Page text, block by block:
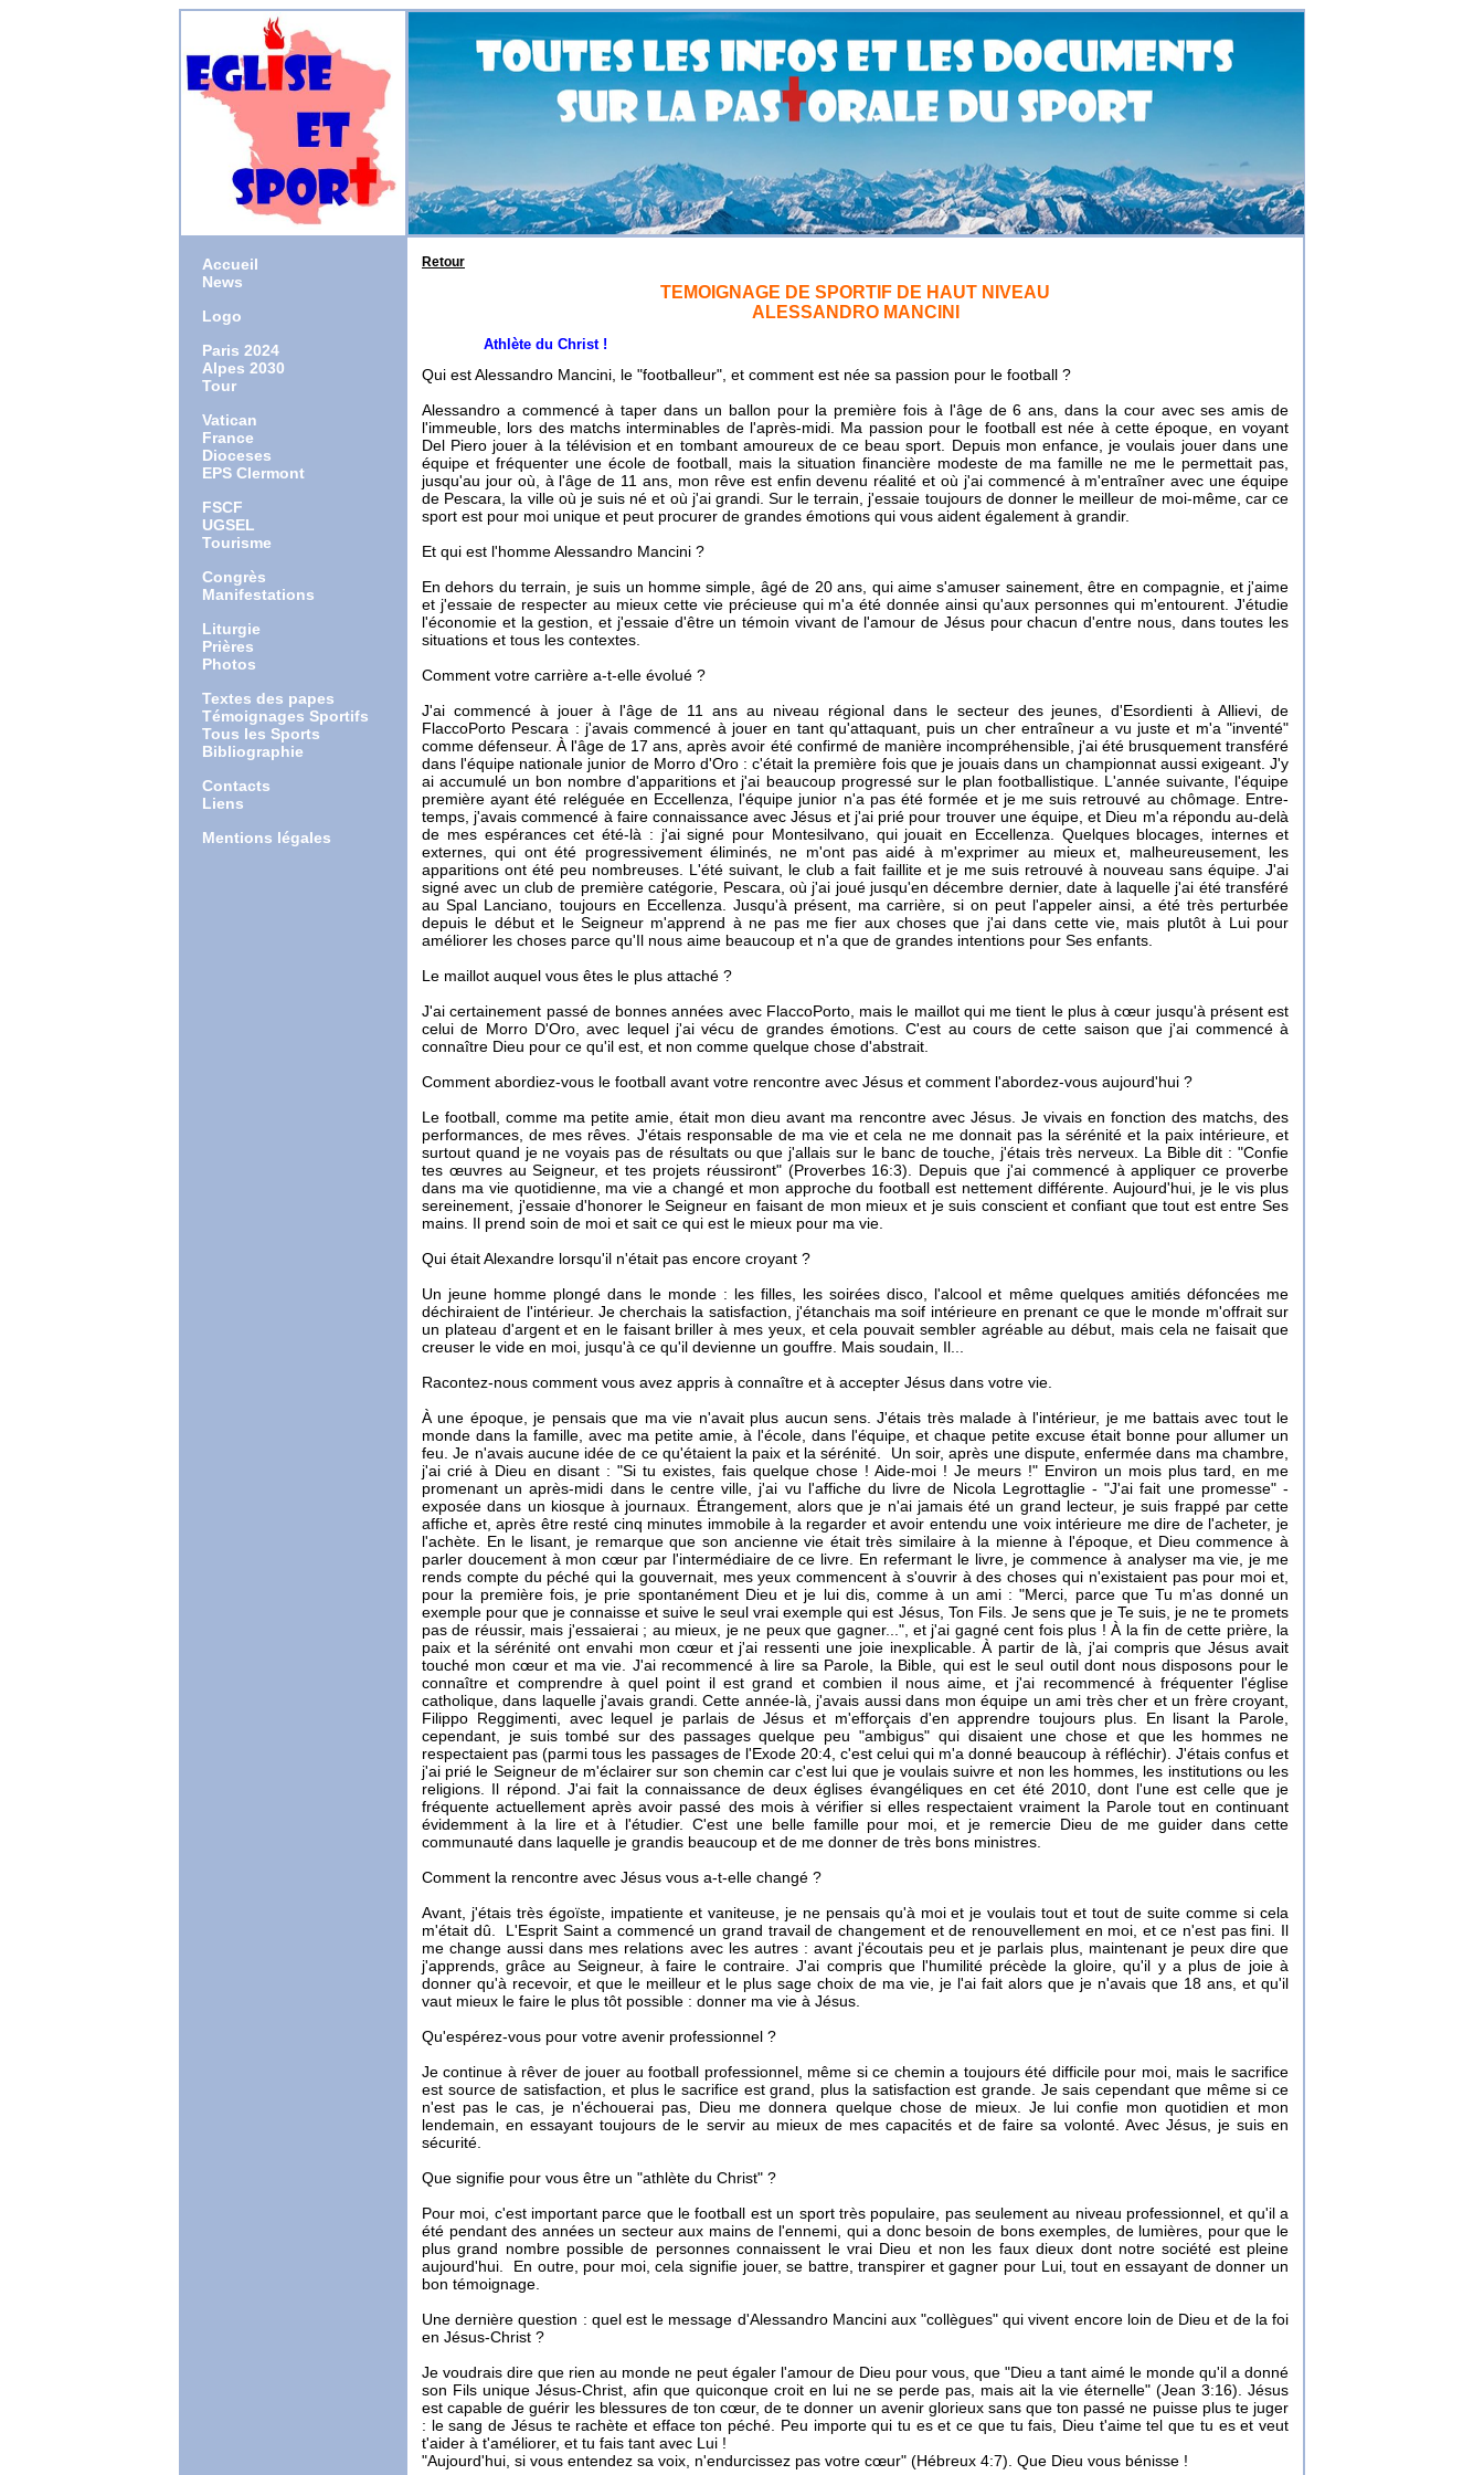
Accueil
News
Logo
Paris 2024
Alpes 2030
Tour
Vatican
France
Dioceses
EPS Clermont
FSCF
UGSEL
Tourisme
Congrès
Manifestations
Liturgie
Prières
Photos
Textes des papes
Témoignages Sportifs
Tous les Sports
Bibliographie
Contacts
Liens
Mentions légales
Retour
TEMOIGNAGE DE SPORTIF DE HAUT NIVEAU
ALESSANDRO MANCINI
Athlète du Christ !
Qui est Alessandro Mancini, le "footballeur", et comment est née sa passion pour le football ?
Alessandro a commencé à taper dans un ballon pour la première fois à l'âge de 6 ans, dans la cour avec ses amis de
l'immeuble, lors des matchs interminables de l'après-midi. Ma passion pour le football est née à cette époque, en voyant
Del Piero jouer à la télévision et en tombant amoureux de ce beau sport. Depuis mon enfance, je voulais jouer dans une
équipe et fréquenter une école de football, mais la situation financière modeste de ma famille ne me le permettait pas,
jusqu'au jour où, à l'âge de 11 ans, mon rêve est enfin devenu réalité et où j'ai commencé à m'entraîner avec une équipe
de Pescara, la ville où je suis né et où j'ai grandi. Sur le terrain, j'essaie toujours de donner le meilleur de moi-même, car ce
sport est pour moi unique et peut procurer de grandes émotions qui vous aident également à grandir.
Et qui est l'homme Alessandro Mancini ?
En dehors du terrain, je suis un homme simple, âgé de 20 ans, qui aime s'amuser sainement, être en compagnie, et j'aime
et j'essaie de respecter au mieux cette vie précieuse qui m'a été donnée ainsi qu'aux personnes qui m'entourent. J'étudie
l'économie et la gestion, et j'essaie d'être un témoin vivant de l'amour de Jésus pour chacun d'entre nous, dans toutes les
situations et tous les contextes.
Comment votre carrière a-t-elle évolué ?
J'ai commencé à jouer à l'âge de 11 ans au niveau régional dans le secteur des jeunes, d'Esordienti à Allievi, de
FlaccoPorto Pescara : j'avais commencé à jouer en tant qu'attaquant, puis un cher entraîneur a vu juste et m'a "inventé"
comme défenseur. À l'âge de 17 ans, après avoir été confirmé de manière incompréhensible, j'ai été brusquement transféré
dans l'équipe nationale junior de Morro d'Oro : c'était la première fois que je jouais dans un championnat aussi exigeant. J'y
ai accumulé un bon nombre d'apparitions et j'ai beaucoup progressé sur le plan footballistique. L'année suivante, l'équipe
première ayant été reléguée en Eccellenza, l'équipe junior n'a pas été formée et je me suis retrouvé au chômage. Entre-
temps, j'avais commencé à faire connaissance avec Jésus et j'ai prié pour trouver une équipe, et Dieu m'a répondu au-delà
de mes espérances cet été-là : j'ai signé pour Montesilvano, qui jouait en Eccellenza. Quelques blocages, internes et
externes, qui ont été progressivement éliminés, ne m'ont pas aidé à m'exprimer au mieux et, malheureusement, les
apparitions ont été peu nombreuses. L'été suivant, le club a fait faillite et je me suis retrouvé à nouveau sans équipe. J'ai
signé avec un club de première catégorie, Pescara, où j'ai joué jusqu'en décembre dernier, date à laquelle j'ai été transféré
au Spal Lanciano, toujours en Eccellenza. Jusqu'à présent, ma carrière, si on peut l'appeler ainsi, a été très perturbée
depuis le début et le Seigneur m'apprend à ne pas me fier aux choses que j'ai dans cette vie, mais plutôt à Lui pour
améliorer les choses parce qu'Il nous aime beaucoup et n'a que de grandes intentions pour Ses enfants.
Le maillot auquel vous êtes le plus attaché ?
J'ai certainement passé de bonnes années avec FlaccoPorto, mais le maillot qui me tient le plus à cœur jusqu'à présent est
celui de Morro D'Oro, avec lequel j'ai vécu de grandes émotions. C'est au cours de cette saison que j'ai commencé à
connaître Dieu pour ce qu'il est, et non comme quelque chose d'abstrait.
Comment abordiez-vous le football avant votre rencontre avec Jésus et comment l'abordez-vous aujourd'hui ?
Le football, comme ma petite amie, était mon dieu avant ma rencontre avec Jésus. Je vivais en fonction des matchs, des
performances, de mes rêves. J'étais responsable de ma vie et cela ne me donnait pas la sérénité et la paix intérieure, et
surtout quand je ne voyais pas de résultats ou que j'allais sur le banc de touche, j'étais très nerveux. La Bible dit : "Confie
tes œuvres au Seigneur, et tes projets réussiront" (Proverbes 16:3). Depuis que j'ai commencé à appliquer ce proverbe
dans ma vie quotidienne, ma vie a changé et mon approche du football est nettement différente. Aujourd'hui, je le vis plus
sereinement, j'essaie d'honorer le Seigneur en faisant de mon mieux et je suis conscient et confiant que tout est entre Ses
mains. Il prend soin de moi et sait ce qui est le mieux pour ma vie.
Qui était Alexandre lorsqu'il n'était pas encore croyant ?
Un jeune homme plongé dans le monde : les filles, les soirées disco, l'alcool et même quelques amitiés défoncées me
déchiraient de l'intérieur. Je cherchais la satisfaction, j'étanchais ma soif intérieure en prenant ce que le monde m'offrait sur
un plateau d'argent et en le faisant briller à mes yeux, et cela pouvait sembler agréable au début, mais cela ne faisait que
creuser le vide en moi, jusqu'à ce qu'il devienne un gouffre. Mais soudain, Il...
Racontez-nous comment vous avez appris à connaître et à accepter Jésus dans votre vie.
À une époque, je pensais que ma vie n'avait plus aucun sens. J'étais très malade à l'intérieur, je me battais avec tout le
monde dans la famille, avec ma petite amie, à l'école, dans l'équipe, et chaque petite excuse était bonne pour allumer un
feu. Je n'avais aucune idée de ce qu'étaient la paix et la sérénité. Un soir, après une dispute, enfermée dans ma chambre,
j'ai crié à Dieu en disant : "Si tu existes, fais quelque chose ! Aide-moi ! Je meurs !" Environ un mois plus tard, en me
promenant un après-midi dans le centre ville, j'ai vu l'affiche du livre de Nicola Legrottaglie - "J'ai fait une promesse" -
exposée dans un kiosque à journaux. Étrangement, alors que je n'ai jamais été un grand lecteur, je suis frappé par cette
affiche et, après être resté cinq minutes immobile à la regarder et avoir entendu une voix intérieure me dire de l'acheter, je
l'achète. En le lisant, je remarque que son ancienne vie était très similaire à la mienne à l'époque, et Dieu commence à
parler doucement à mon cœur par l'intermédiaire de ce livre. En refermant le livre, je commence à analyser ma vie, je me
rends compte du péché qui la gouvernait, mes yeux commencent à s'ouvrir à des choses qui n'existaient pas pour moi et,
pour la première fois, je prie spontanément Dieu et je lui dis, comme à un ami : "Merci, parce que Tu m'as donné un
exemple pour que je connaisse et suive le seul vrai exemple qui est Jésus, Ton Fils. Je sens que je Te suis, je ne te promets
pas de réussir, mais j'essaierai ; au mieux, je ne peux que gagner...", et j'ai gagné cent fois plus ! À la fin de cette prière, la
paix et la sérénité ont envahi mon cœur et j'ai ressenti une joie inexplicable. À partir de là, j'ai compris que Jésus avait
touché mon cœur et ma vie. J'ai recommencé à lire sa Parole, la Bible, qui est le seul outil dont nous disposons pour le
connaître et comprendre à quel point il est grand et combien il nous aime, et j'ai recommencé à fréquenter l'église
catholique, dans laquelle j'avais grandi. Cette année-là, j'avais aussi dans mon équipe un ami très cher et un frère croyant,
Filippo Reggimenti, avec lequel je parlais de Jésus et m'efforçais d'en apprendre toujours plus. En lisant la Parole,
cependant, je suis tombé sur des passages quelque peu "ambigus" qui disaient une chose et que les hommes ne
respectaient pas (parmi tous les passages de l'Exode 20:4, c'est celui qui m'a donné beaucoup à réfléchir). J'étais confus et
j'ai prié le Seigneur de m'éclairer sur son chemin car c'est lui que je voulais suivre et non les hommes, les institutions ou les
religions. Il répond. J'ai fait la connaissance de deux églises évangéliques en cet été 2010, dont l'une est celle que je
fréquente actuellement après avoir passé des mois à vérifier si elles respectaient vraiment la Parole tout en continuant
évidemment à la lire et à l'étudier. C'est une belle famille pour moi, et je remercie Dieu de me guider dans cette
communauté dans laquelle je grandis beaucoup et de me donner de très bons ministres.
Comment la rencontre avec Jésus vous a-t-elle changé ?
Avant, j'étais très égoïste, impatiente et vaniteuse, je ne pensais qu'à moi et je voulais tout et tout de suite comme si cela
m'était dû. L'Esprit Saint a commencé un grand travail de changement et de renouvellement en moi, et ce n'est pas fini. Il
me change aussi dans mes relations avec les autres : avant j'écoutais peu et je parlais plus, maintenant je peux dire que
j'apprends, grâce au Seigneur, à faire le contraire. J'ai compris que l'humilité précède la gloire, qu'il y a plus de joie à
donner qu'à recevoir, et que le meilleur et le plus sage choix de ma vie, je l'ai fait alors que je n'avais que 18 ans, et qu'il
vaut mieux le faire le plus tôt possible : donner ma vie à Jésus.
Qu'espérez-vous pour votre avenir professionnel ?
Je continue à rêver de jouer au football professionnel, même si ce chemin a toujours été difficile pour moi, mais le sacrifice
est source de satisfaction, et plus le sacrifice est grand, plus la satisfaction est grande. Je sais cependant que même si ce
n'est pas le cas, je n'échouerai pas, Dieu me donnera quelque chose de mieux. Je lui confie mon quotidien et mon
lendemain, en essayant toujours de le servir au mieux de mes capacités et de faire sa volonté. Avec Jésus, je suis en
sécurité.
Que signifie pour vous être un "athlète du Christ" ?
Pour moi, c'est important parce que le football est un sport très populaire, pas seulement au niveau professionnel, et qu'il a
été pendant des années un secteur aux mains de l'ennemi, qui a donc besoin de bons exemples, de lumières, pour que le
plus grand nombre possible de personnes connaissent le vrai Dieu et non les faux dieux dont notre société est pleine
aujourd'hui. En outre, pour moi, cela signifie jouer, se battre, transpirer et gagner pour Lui, tout en essayant de donner un
bon témoignage.
Une dernière question : quel est le message d'Alessandro Mancini aux "collègues" qui vivent encore loin de Dieu et de la foi
en Jésus-Christ ?
Je voudrais dire que rien au monde ne peut égaler l'amour de Dieu pour vous, que "Dieu a tant aimé le monde qu'il a donné
son Fils unique Jésus-Christ, afin que quiconque croit en lui ne se perde pas, mais ait la vie éternelle" (Jean 3:16). Jésus
est capable de guérir les blessures de ton cœur, de te donner un avenir glorieux sans que ton passé ne puisse plus te juger
: le sang de Jésus te rachète et efface ton péché. Peu importe qui tu es et ce que tu fais, Dieu t'aime tel que tu es et veut
t'aider à t'améliorer, et tu fais tant avec Lui !
"Aujourd'hui, si vous entendez sa voix, n'endurcissez pas votre cœur" (Hébreux 4:7). Que Dieu vous bénisse !